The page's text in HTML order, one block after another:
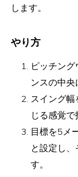
します。
やり方
ピッチン
ンスの中央
スイング
じる感覚で
目標を5メ
と設定し
す。